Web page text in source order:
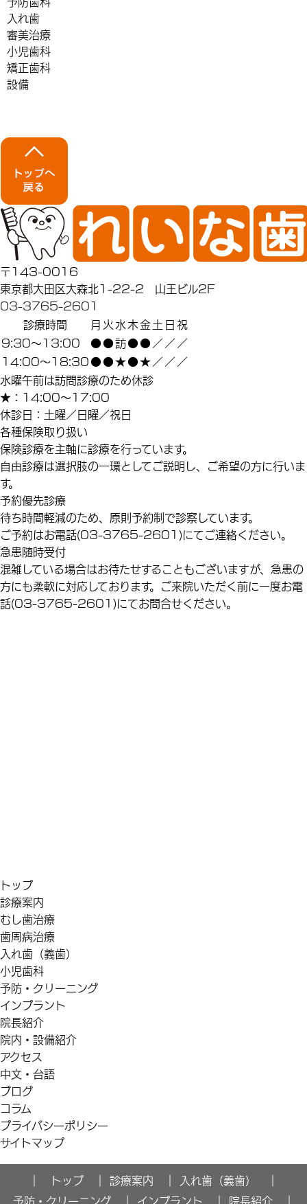
入れ歯
審美治療
小児歯科
矯正歯科
設備
〒143-0016
東京都大田区大森北1-22-2 山王ビル2F
03-3765-2601
診療時間
月 火水木金土 日祝
9:30～13:00
●●訪●●／／／
14:00～18:30●●★●★／／／
水曜午前は訪問診療のため休診
★ ：14:00～17:00
休診日：土曜／日曜／祝日
各種保険取り扱い
保険診療を主軸に診療を行っています。
自由診療は選択肢の一環としてご説明し、ご希望の方に行いま
す。
予約優先診療
待ち時間軽減のため、原則予約制で診察しています。
ご予約はお電話(03-3765-2601)にてご連絡ください。
急患随時受付
混雑している場合はお待たせすることもございますが、急患の
方にも柔軟に対応しております。ご来院いただく前に一度お電
話(03-3765-2601)にてお問合せください。
トップ
診療案内
むし歯治療
歯周病治療
入れ歯（義歯）
小児歯科
予防・クリーニング
インプラント
院長紹介
院内・設備紹介
アクセス
中文・台語
ブログ
コラム
プライバシーポリシー
サイトマップ
｜ トップ ｜ 診療案内 ｜ 入れ歯（義歯） ｜
予防・クリーニング ｜ インプラント ｜ 院長紹介 ｜